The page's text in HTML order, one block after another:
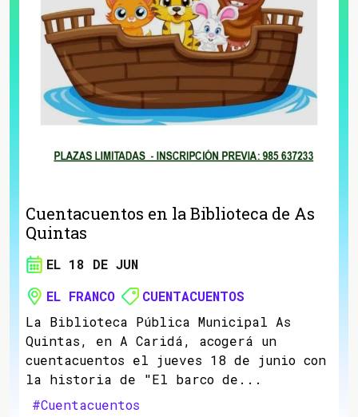
Cuentacuentos en la Biblioteca de As
Quintas
EL 18 DE JUN
EL FRANCO
CUENTACUENTOS
La Biblioteca Pública Municipal As
Quintas, en A Caridá, acogerá un
cuentacuentos el jueves 18 de junio con
la historia de "El barco de...
#Cuentacuentos